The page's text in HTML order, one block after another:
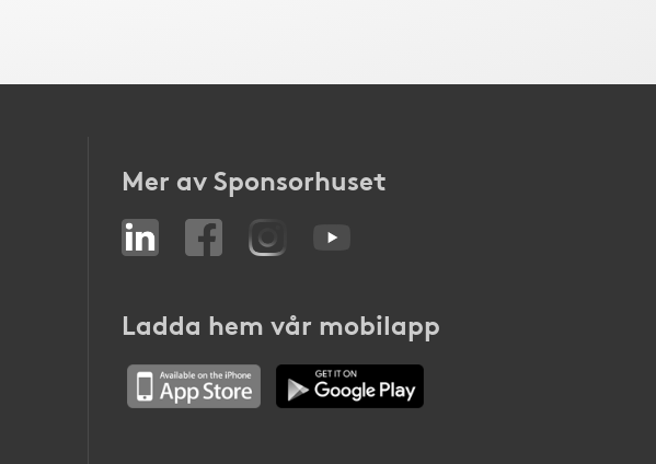
Mer av Sponsorhuset
Ladda hem vår mobilapp